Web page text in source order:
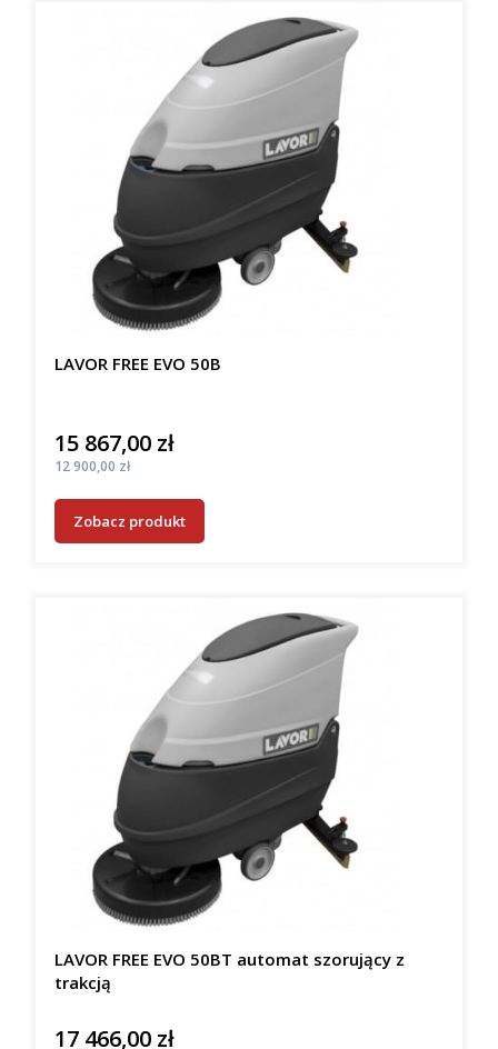
LAVOR FREE EVO 50B
Cena
15 867,00 zł
Cena
12 900,00 zł
Zobacz produkt
LAVOR FREE EVO 50BT automat szorujący z
trakcją
Cena
17 466,00 zł